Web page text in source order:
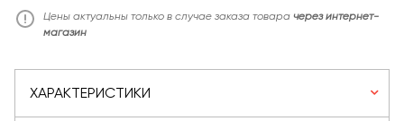
Цены актуальны только в случае заказа товара через интернет-
магазин
ХАРАКТЕРИСТИКИ